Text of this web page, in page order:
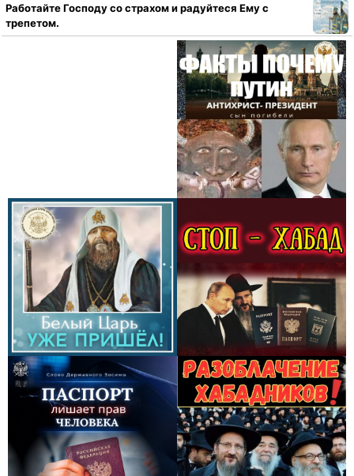
Работайте Господу со страхом и радуйтеся Ему с
трепетом.